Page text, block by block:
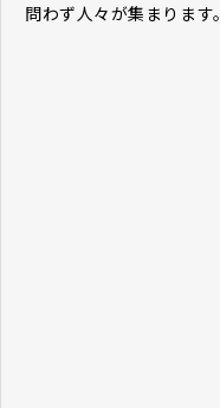
問わず人々が集まります。